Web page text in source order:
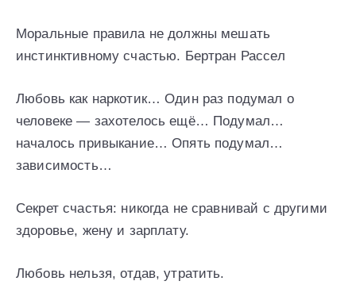
Моральные правила не должны мешать
инстинктивному счастью. Бертран Рассел
Любовь как наркотик… Один раз подумал о
человеке — захотелось ещё… Подумал…
началось привыкание… Опять подумал…
зависимость…
Секрет счастья: никогда не сравнивай с другими
здоровье, жену и зарплату.
Любовь нельзя, отдав, утратить.